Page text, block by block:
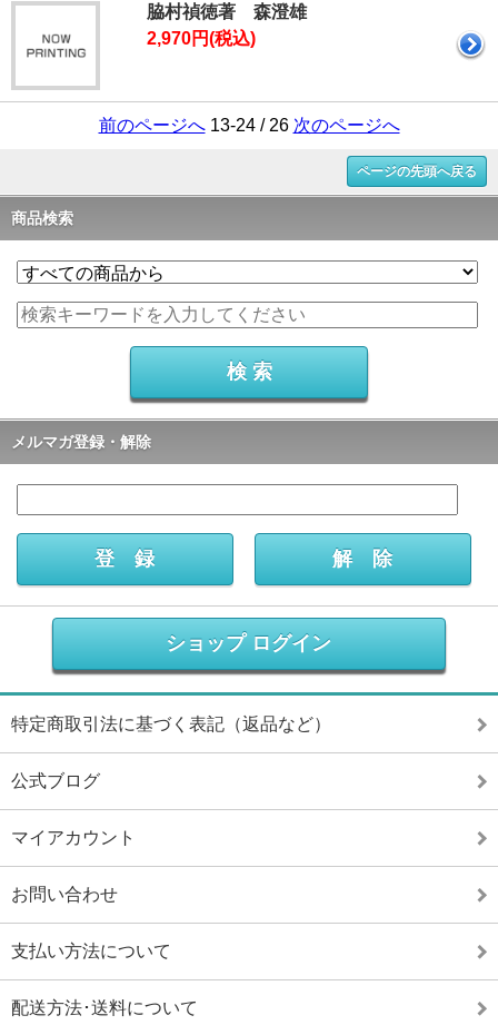
脇村禎徳著 森澄雄
2,970円(税込)
前のページへ13-24 / 26 次のページへ
ページの先頭へ戻る
商品検索
メルマガ登録・解除
ショップ ログイン
特定商取引法に基づく表記（返品など）
公式ブログ
マイアカウント
お問い合わせ
支払い方法について
配送方法･送料について